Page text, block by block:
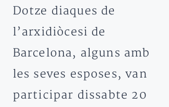
Dotze diaques de
l’arxidiòcesi de
Barcelona, alguns amb
les seves esposes, van
participar dissabte 20